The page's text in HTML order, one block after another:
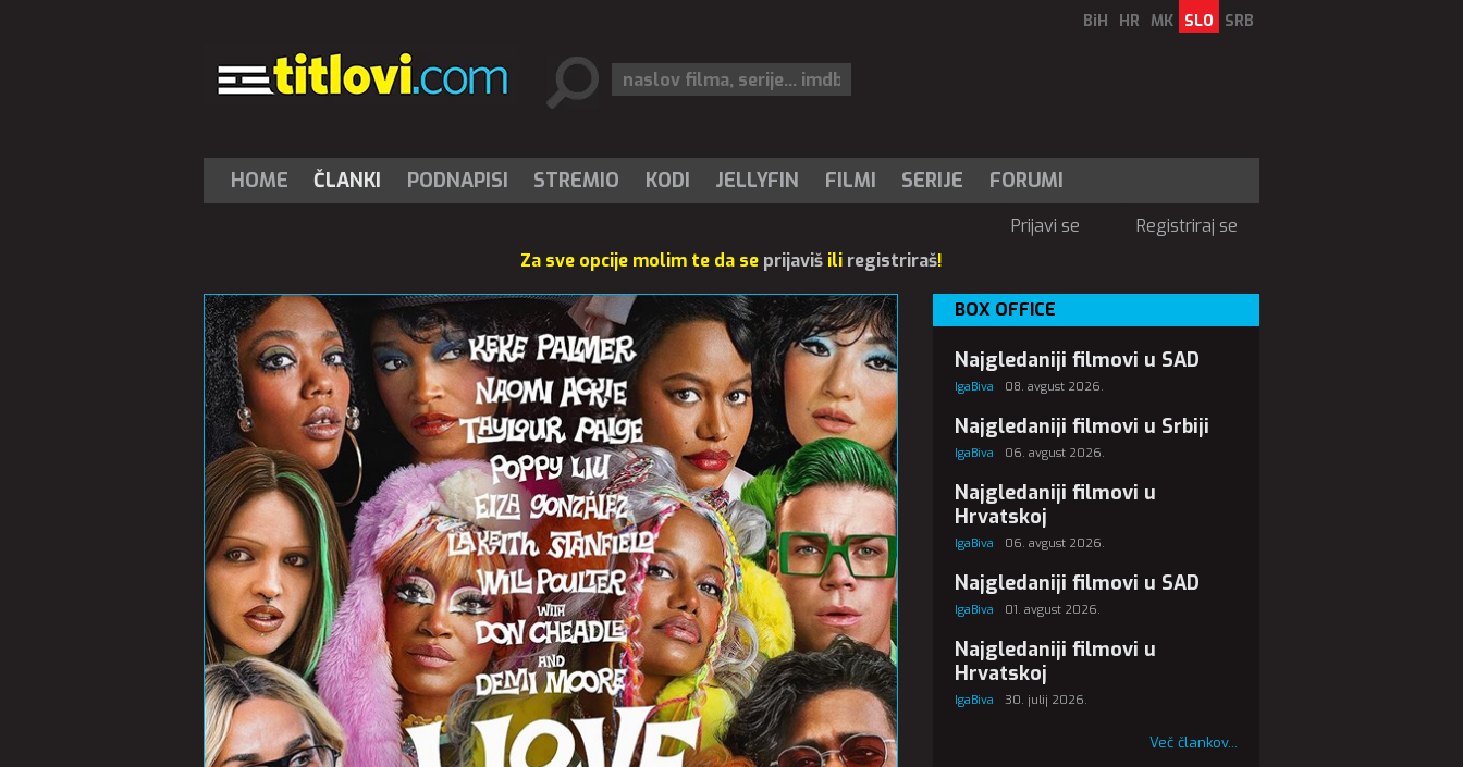
BiH HR MK SLO SRB
HOME ČLANKI PODNAPISI STREMIO KODI JELLYFIN FILMI SERIJE FORUMI
Prijavi se
Registriraj se
Za sve opcije molim te da se prijaviš ili registriraš!
BOX OFFICE
Najgledaniji filmovi u SAD
IgaBiva 08. avgust 2026.
Najgledaniji filmovi u Srbiji
IgaBiva 06. avgust 2026.
Najgledaniji filmovi u
Hrvatskoj
IgaBiva 06. avgust 2026.
Najgledaniji filmovi u SAD
IgaBiva 01. avgust 2026.
Najgledaniji filmovi u
Hrvatskoj
IgaBiva 30. julij 2026.
Več člankov...